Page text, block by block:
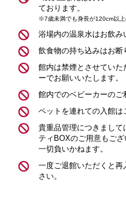
ております。
※7歳未満でも身長が120cm以上
浴場内の温泉水はお飲み
飲食物の持ち込みはお断
館内は禁煙とさせてい
ーでお願いいたします。
館内でのベビーカーのご
ペットを連れての入館は
貴重品管理につきまし
ティBOXのご用意もご
一切負いかねます。
一度ご退館いただくと
さい。